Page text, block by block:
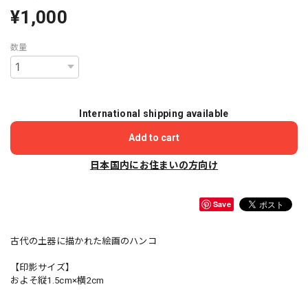
¥1,000
数量
International shipping available
Add to cart
日本国内にお住まいの方向け
Save
古代の土器に描かれた絵画のハンコ
【印影サイズ】
およそ縦1.5cm×横2cm